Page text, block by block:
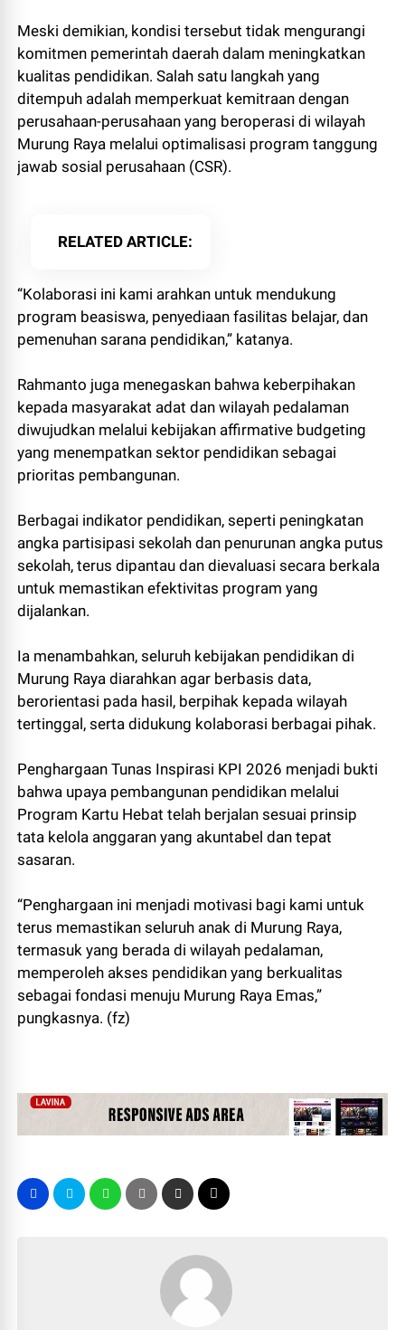
Meski demikian, kondisi tersebut tidak mengurangi
komitmen pemerintah daerah dalam meningkatkan
kualitas pendidikan. Salah satu langkah yang
ditempuh adalah memperkuat kemitraan dengan
perusahaan-perusahaan yang beroperasi di wilayah
Murung Raya melalui optimalisasi program tanggung
jawab sosial perusahaan (CSR).
RELATED ARTICLE
“Kolaborasi ini kami arahkan untuk mendukung
program beasiswa, penyediaan fasilitas belajar, dan
pemenuhan sarana pendidikan,” katanya.
Rahmanto juga menegaskan bahwa keberpihakan
kepada masyarakat adat dan wilayah pedalaman
diwujudkan melalui kebijakan affirmative budgeting
yang menempatkan sektor pendidikan sebagai
prioritas pembangunan.
Berbagai indikator pendidikan, seperti peningkatan
angka partisipasi sekolah dan penurunan angka putus
sekolah, terus dipantau dan dievaluasi secara berkala
untuk memastikan efektivitas program yang
dijalankan.
Ia menambahkan, seluruh kebijakan pendidikan di
Murung Raya diarahkan agar berbasis data,
berorientasi pada hasil, berpihak kepada wilayah
tertinggal, serta didukung kolaborasi berbagai pihak.
Penghargaan Tunas Inspirasi KPI 2026 menjadi bukti
bahwa upaya pembangunan pendidikan melalui
Program Kartu Hebat telah berjalan sesuai prinsip
tata kelola anggaran yang akuntabel dan tepat
sasaran.
“Penghargaan ini menjadi motivasi bagi kami untuk
terus memastikan seluruh anak di Murung Raya,
termasuk yang berada di wilayah pedalaman,
memperoleh akses pendidikan yang berkualitas
sebagai fondasi menuju Murung Raya Emas,”
pungkasnya. (fz)